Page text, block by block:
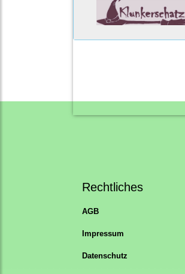
Rechtliches
AGB
Impressum
Datenschutz